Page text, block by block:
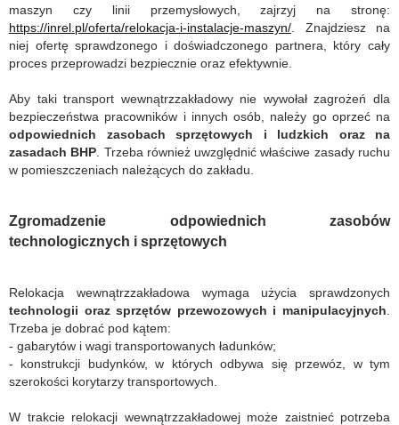
maszyn czy linii przemysłowych, zajrzyj na stronę:
https://inrel.pl/oferta/relokacja-i-instalacje-maszyn/ . Znajdziesz na
niej ofertę sprawdzonego i doświadczonego partnera, który cały
proces przeprowadzi bezpiecznie oraz efektywnie.
Aby taki transport wewnątrzzakładowy nie wywołał zagrożeń dla
bezpieczeństwa pracowników i innych osób, należy go oprzeć na
odpowiednich zasobach sprzętowych i ludzkich oraz na
zasadach BHP . Trzeba również uwzględnić właściwe zasady ruchu
w pomieszczeniach należących do zakładu.
Zgromadzenie odpowiednich zasobów
technologicznych i sprzętowych
Relokacja wewnątrzzakładowa wymaga użycia sprawdzonych
technologii oraz sprzętów przewozowych i manipulacyjnych
Trzeba je dobrać pod kątem:
- gabarytów i wagi transportowanych ładunków;
- konstrukcji budynków, w których odbywa się przewóz, w tym
szerokości korytarzy transportowych.
W trakcie relokacji wewnątrzzakładowej może zaistnieć potrzeba